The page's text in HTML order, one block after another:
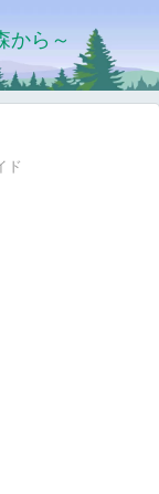
ら～
ド